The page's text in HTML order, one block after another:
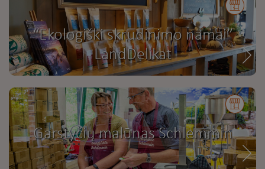
“Ekologiški skrudinimo namai”
LandDelikat
Garstyčių malūnas Schlemmin